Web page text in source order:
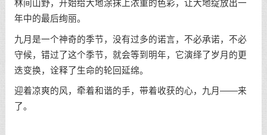
林间山野，开始给大地涂抹上浓重的色彩，让大地绽放出一
年中的最后绚丽。
九月是一个神奇的季节，没有过多的诺言，不必承诺，不必
守候，错过了这个季节，就会等到明年，它演绎了岁月的更
迭变换，诠释了生命的轮回延绵。
迎着凉爽的风，牵着和谐的手，带着收获的心，九月——来
了。